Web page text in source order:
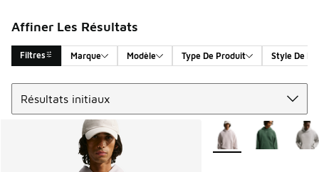
Affiner Les Résultats
Filtres Marque Modèle Type De Produit Style De
Search Results
Plus de couleurs